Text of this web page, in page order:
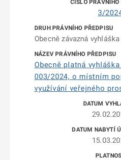
3/
Obecně závazná vyhláška
Obecně platná
003/2024, o místním
využívání veřejného